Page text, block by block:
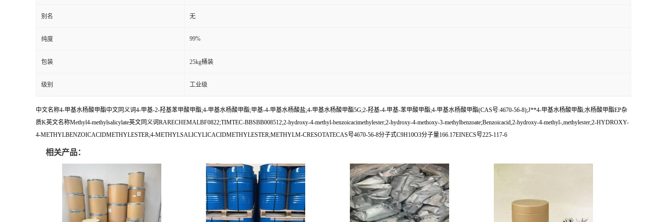
别名 无
纯度 99%
包装 25kg桶装
级别 工业级
中文名称4-甲基水杨酸甲酯中文同义词4-甲基-2-羟基苯甲酸甲酯;4-甲基水杨酸甲酯;甲基-4-甲基水杨酸盐;4-甲基水杨酸甲酯5G;2-羟基-4-甲基-苯甲酸甲酯;4-甲基水杨酸甲酯(CAS号:4670-56-8);J**4-甲基水杨酸甲酯;水杨酸甲酯EP杂
质K英文名称Methyl4-methylsalicylate英文同义词RARECHEMALBF0822;TIMTEC-BBSBB008512;2-hydroxy-4-methyl-benzoicacimethylester;2-hydroxy-4-methoxy-3-methylbenzoate;Benzoicacid,2-hydroxy-4-methyl-,methylester;2-HYDROXY-
4-METHYLBENZOICACIDMETHYLESTER;4-METHYLSALICYLICACIDMETHYLESTER;METHYLM-CRESOTATECAS号4670-56-8分子式C9H10O3分子量166.17EINECS号225-117-6
相关产品：